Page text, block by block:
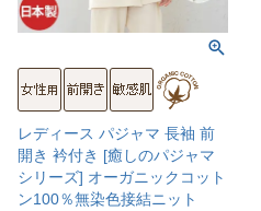
レディース パジャマ 長袖 前
開き 衿付き [癒しのパジャマ
シリーズ] オーガニックコット
ン100％無染色接結ニット